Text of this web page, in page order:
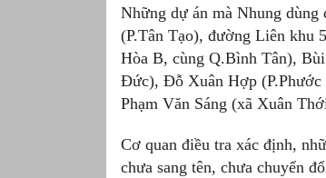
Những dự án mà Nhung
(P.Tân Tạo), đường Liên khu
Hòa B, cùng Q.Bình Tân),
Đức), Đỗ Xuân Hợp (P.Phước
Phạm Văn Sáng (xã Xuân
Cơ quan điều tra xác định,
chưa sang tên, chưa chuyển